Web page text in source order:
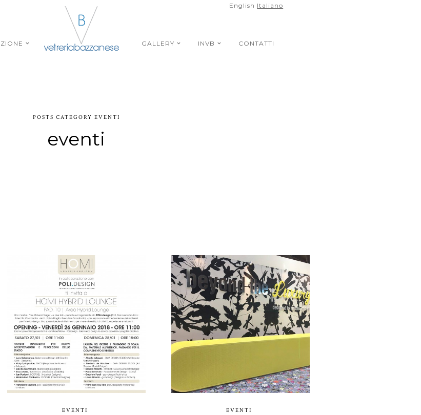
GALLERY INVB CONTATTI
English Italiano
POSTS CATEGORY EVENTI
eventi
EVENTI EVENTI